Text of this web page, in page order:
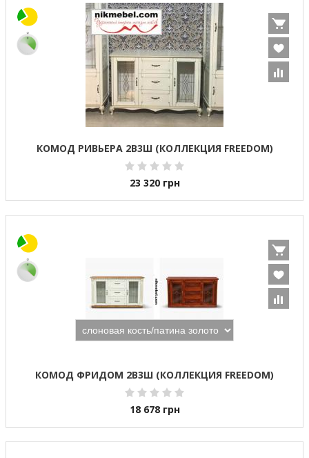
КОМОД РИВЬЕРА 2В3Ш (КОЛЛЕКЦИЯ FREEDOM)
23 320 грн
КОМОД ФРИДОМ 2В3Ш (КОЛЛЕКЦИЯ FREEDOM)
18 678 грн